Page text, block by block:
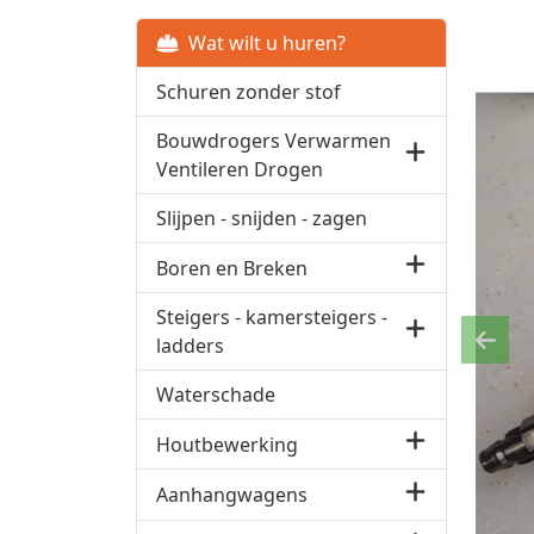
Wat wilt u huren?
Schuren zonder stof
Bouwdrogers Verwarmen
Ventileren Drogen
Slijpen - snijden - zagen
Boren en Breken
Steigers - kamersteigers -
ladders
Waterschade
Houtbewerking
Aanhangwagens